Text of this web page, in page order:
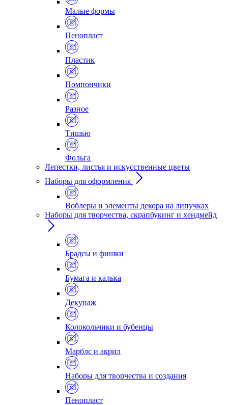
Малые формы
Пенопласт
Пластик
Помпончики
Разное
Тишью
Фольга
Лепестки, листья и искусственные цветы
Наборы для оформления
Воблеры и элементы декора на липучках
Наборы для творчества, скрапбукинг и хендмейд
Брадсы и фишки
Бумага и калька
Декупаж
Колокольчики и бубенцы
Марблс и акрил
Наборы для творчества и создания
Пенопласт